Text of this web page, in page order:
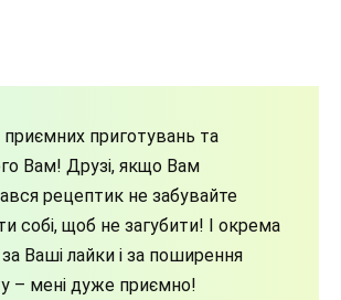
приготувань та
Вам! Друзі, якщо Вам
рецептик не забувайте
собі, щоб не загубити! І окрема
Ваші лайки і за поширення
– мені дуже приємно!